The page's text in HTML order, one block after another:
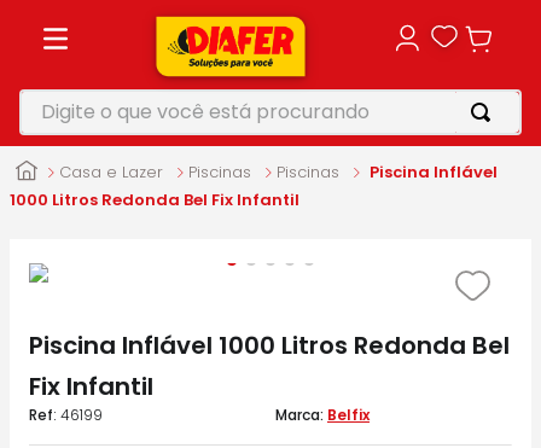
Digite o que você está procurando
Casa e Lazer Piscinas Piscinas
Piscina Inflável
1000 Litros Redonda Bel Fix Infantil
Piscina Inflável 1000 Litros Redonda Bel
Fix Infantil
: 46199 Belfix
1º